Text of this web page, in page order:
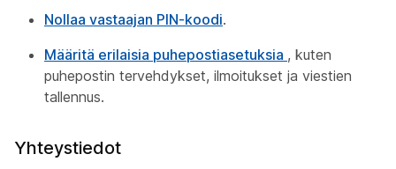
Nollaa vastaajan PIN-koodi.
Määritä erilaisia puhepostiasetuksia , kuten
puhepostin tervehdykset, ilmoitukset ja viestien
tallennus.
Yhteystiedot